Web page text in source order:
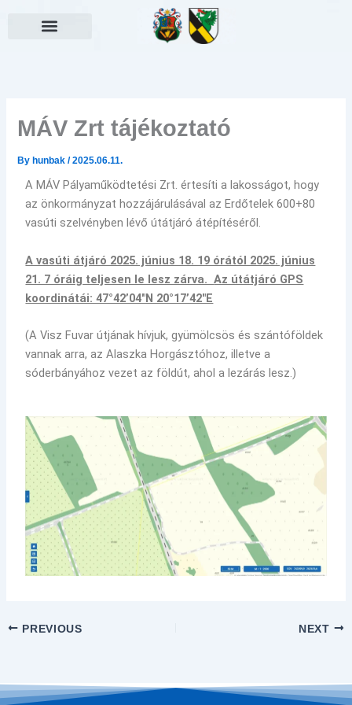
MÁV Zrt tájékoztató
By hunbak/2025.06.11.
A MÁV Pályaműködtetési Zrt. értesíti a lakosságot, hogy
az önkormányzat hozzájárulásával az Erdőtelek 600+80
vasúti szelvényben lévő útátjáró átépítéséről.
A vasúti átjáró 2025. június 18. 19 órától 2025. június
21. 7 óráig teljesen le lesz zárva.Az útátjáró GPS
koordinátái: 47°42’04″N 20°17’42″E
(A Visz Fuvar útjának hívjuk, gyümölcsös és szántóföldek
vannak arra, az Alaszka Horgásztóhoz, illetve a
sóderbányához vezet az földút, ahol a lezárás lesz.)
PREVIOUS NEXT